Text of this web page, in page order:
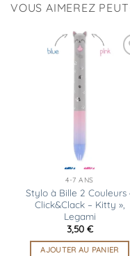
VOUS AIMEREZ
4-7 ANS
Stylo à Bille 2 Couleurs
Click&Clack – Kitty »,
Legami
3,50 €
AJOUTER AU PANIER